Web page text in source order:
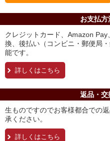
お支払方
クレジットカード、Amazon Pay
換、後払い（コンビニ・郵便局
能です。
詳しくはこちら
返品・交
生ものですのでお客様都合での
承ください。
詳しくはこちら